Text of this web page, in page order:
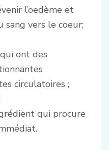
l’oedème et
vers le coeur;
ont des
circulatoires ;
qui procure